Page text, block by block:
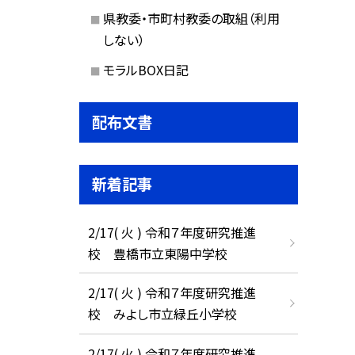
県教委・市町村教委の取組（利用
しない）
モラルBOX日記
配布文書
新着記事
2/17( 火 ) 令和７年度研究推進
校 豊橋市立東陽中学校
2/17( 火 ) 令和７年度研究推進
校 みよし市立緑丘小学校